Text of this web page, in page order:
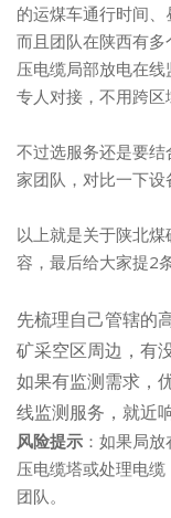
的运煤车通行时间、
而且团队在陕西有
压电缆局部放电在
专人对接，不用跨区
不过选服务还是要
家团队，对比一下设
以上就是关于陕北
容，最后给大家提2
先梳理自己管辖的
矿采空区周边，有
如果有监测需求，
线监测服务，就近
风险提示 ：如果局
压电缆塔或处理电
团队。